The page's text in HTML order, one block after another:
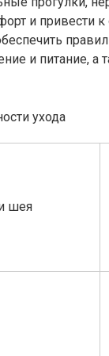
и привести
и питание, а
ухода
шея